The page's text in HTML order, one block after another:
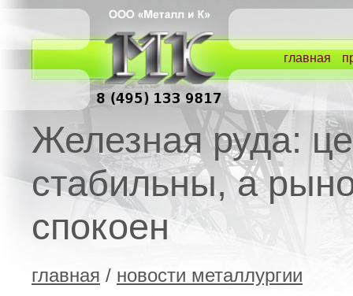
главная
Железная руда:
стабильны, а
спокоен
главная / новости металлургии